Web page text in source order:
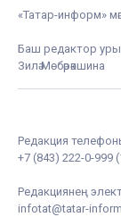
«Татар-информ»
Баш редактор
Зилә Мөбәрәкшина
Редакция
+7 (843) 222-0-999
Редакциянең
infotat@tatar-